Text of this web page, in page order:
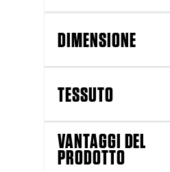
DIMENSIONE
TESSUTO
VANTAGGI DEL
PRODOTTO